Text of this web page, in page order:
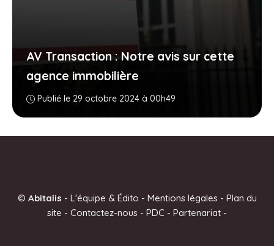
AV Transaction : Notre avis sur cette
agence immobilière
Publié le 29 octobre 2024 à 00h49
© Abitalis - L'équipe & Édito - Mentions légales- Plan du
site - Contactez-nous - PDC - Partenariat -